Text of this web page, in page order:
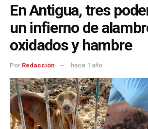
En Antigua, tres
un infierno de
oxidados y hambre
Por Redacción hace 1 año